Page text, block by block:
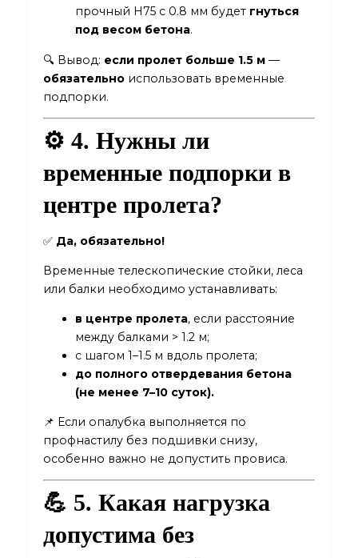
прочный Н75 с 0.8 мм будет гнуться
под весом бетона.
🔍 Вывод: если пролет больше 1.5 м —
обязательно использовать временные
подпорки.
⚙️ 4. Нужны ли
временные подпорки в
центре пролета?
✅ Да, обязательно!
Временные телескопические стойки, леса
или балки необходимо устанавливать:
в центре пролета, если расстояние
между балками > 1.2 м;
с шагом 1–1.5 м вдоль пролета;
до полного отвердевания бетона
(не менее 7–10 суток).
📌 Если опалубка выполняется по
профнастилу без подшивки снизу,
особенно важно не допустить провиса.
💪 5. Какая нагрузка
допустима без